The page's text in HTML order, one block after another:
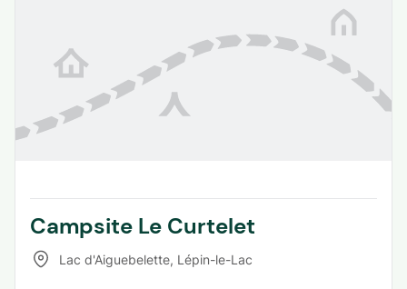
Campsite Le Curtelet
Lac d'Aiguebelette, Lépin-le-Lac